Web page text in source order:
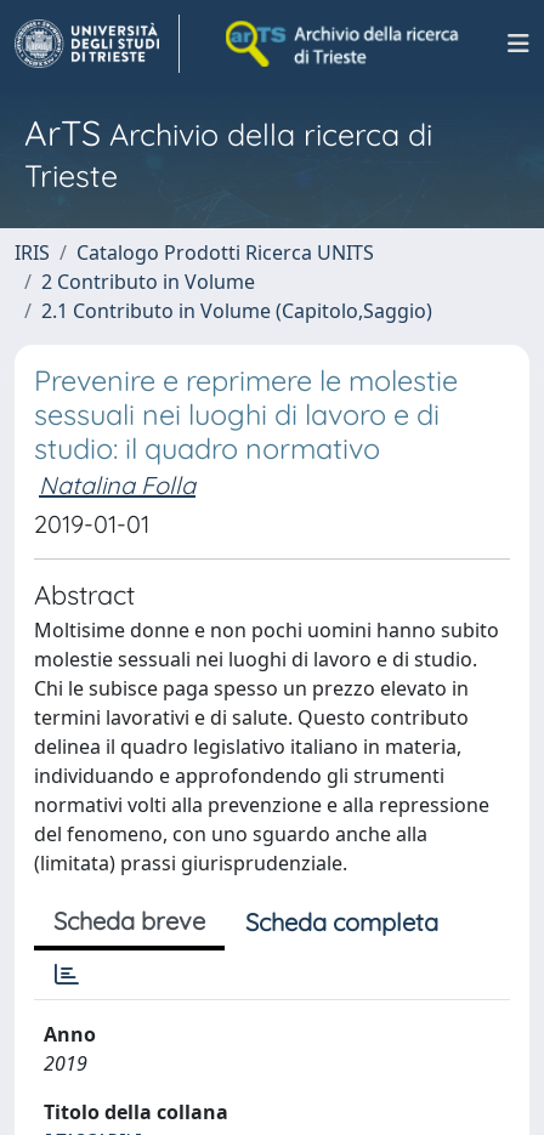
ArTS Archivio della ricerca di
Trieste
IRIS
Catalogo Prodotti Ricerca UNITS
2 Contributo in Volume
2.1 Contributo in Volume (Capitolo,Saggio)
Prevenire e reprimere le molestie
sessuali nei luoghi di lavoro e di
studio: il quadro normativo
Natalina Folla
2019-01-01
Abstract
Moltisime donne e non pochi uomini hanno subito
molestie sessuali nei luoghi di lavoro e di studio.
Chi le subisce paga spesso un prezzo elevato in
termini lavorativi e di salute. Questo contributo
delinea il quadro legislativo italiano in materia,
individuando e approfondendo gli strumenti
normativi volti alla prevenzione e alla repressione
del fenomeno, con uno sguardo anche alla
(limitata) prassi giurisprudenziale.
Scheda breve Scheda completa
Anno
2019
Titolo della collana